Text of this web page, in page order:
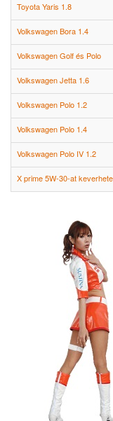
Toyota Yaris 1.8
Volkswagen Bora 1.4
Volkswagen Golf és Polo
Volkswagen Jetta 1.6
Volkswagen Polo 1.2
Volkswagen Polo 1.4
Volkswagen Polo IV 1.2
X prime 5W-30-at